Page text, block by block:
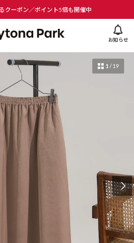
クーポン／ポイント5倍も開催中
お知らせ
1 / 19